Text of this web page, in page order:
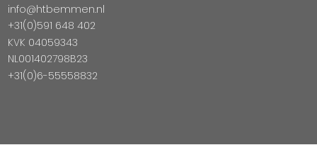
info@htbemmen.nl
+31(0)591 648 402
KVK 04059343
NL001402798B23
+31(0)6-55558832